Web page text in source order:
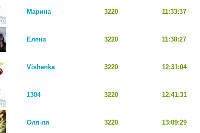
Марина 3220 11:33:37
Елена 3220 11:38:27
Vishenka 3220 12:31:04
1304 3220 12:41:31
Оля-ля 3220 13:09:29